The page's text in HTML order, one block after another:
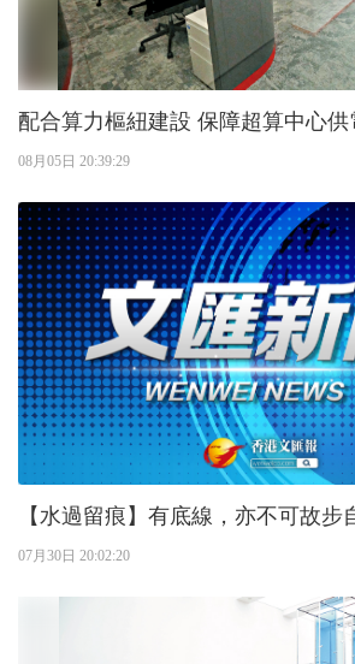
配合算力樞紐建設 保障超算
08月05日 20:39:29
【水過留痕】有底線，亦不可故步
07月30日 20:02:20